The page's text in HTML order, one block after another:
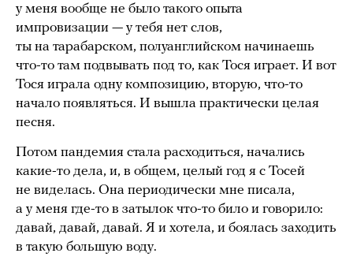
у меня вообще не было такого опыта
импровизации — у тебя нет слов,
ты на тарабарском, полуанглийском начинаешь
что-то там подвывать под то, как Тося играет. И вот
Тося играла одну композицию, вторую, что-то
начало появляться. И вышла практически целая
песня.
Потом пандемия стала расходиться, начались
какие-то дела, и, в общем, целый год я с Тосей
не виделась. Она периодически мне писала,
а у меня где-то в затылок что-то било и говорило:
давай, давай, давай. Я и хотела, и боялась заходить
в такую большую воду.